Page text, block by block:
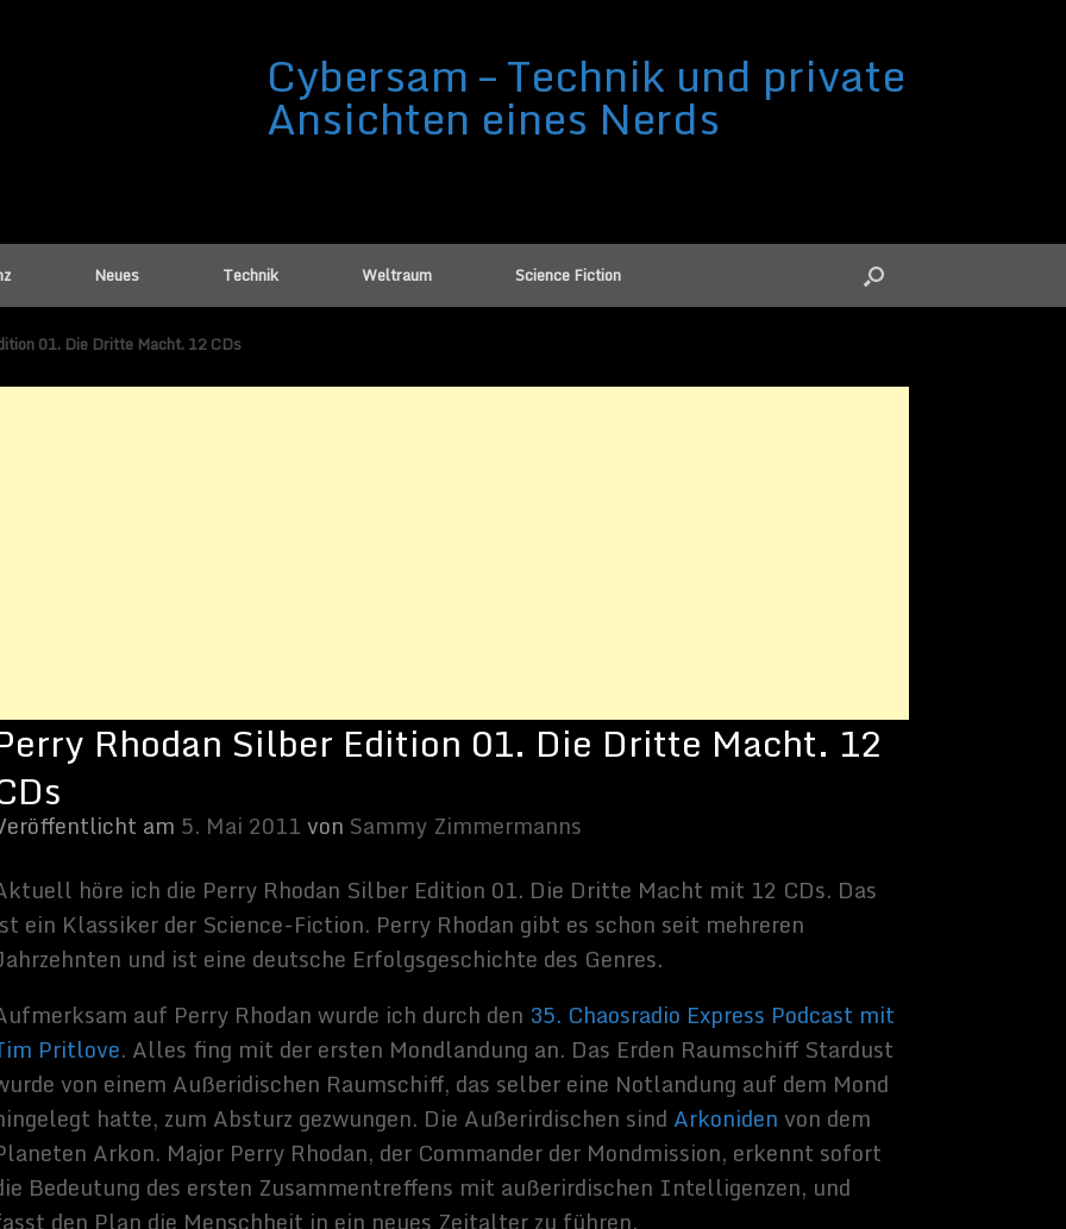
Cybersam – Technik und private
Ansichten eines Nerds
Neues Technik Weltraum Science Fiction
01. Die Dritte Macht. 12 CDs
Rhodan wurde ich durch den35. Chaosradio Express Podcast mit
mit der ersten Mondlandung an. Das Erden Raumschiff Stardust
Raumschiff, das selber eine Notlandung auf dem Mond
gezwungen. Die Außerirdischen sind
Perry Rhodan, der Commander der Mondmission, erkennt sofort
Arkoniden Wissenschaftlers Crest in der Wüste Gobi eine
„Die Dritte Macht“ nennt. Die Perry Rhodan Reihe startet zur
auf der Erde. Der Ost-West-Konflikt spielt hier eine
Möchte mit Hilfe der Außerirdischen und der „Dritten
Sammy Zimmermanns
Hallo, ich schreibe hier im Blog. Mein Name ist Sammy